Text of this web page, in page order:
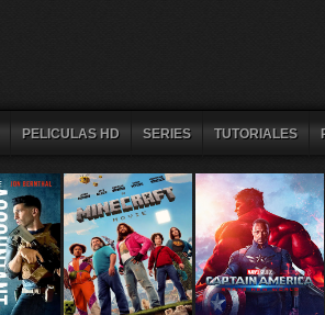
PELICULAS HD SERIES TUTORIALES